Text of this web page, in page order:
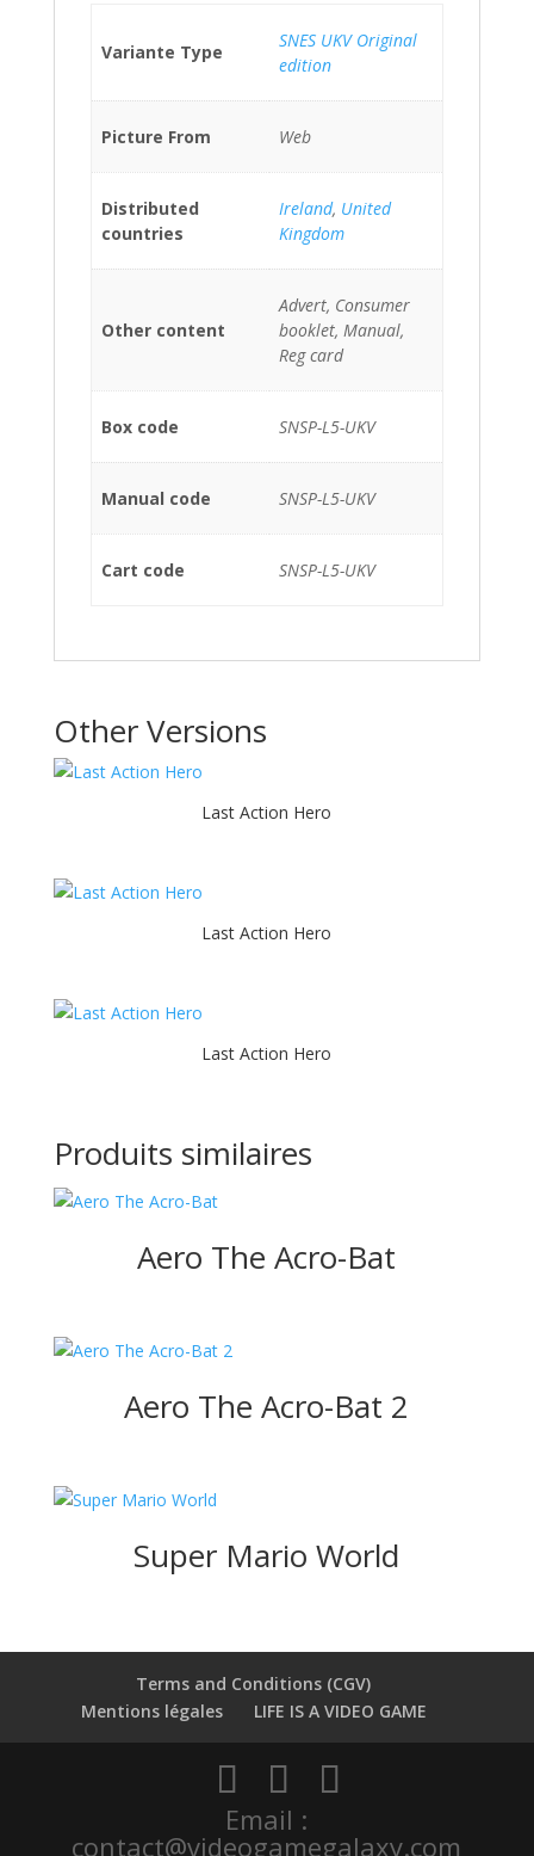
Variante Type
SNES UKV Original
edition
Picture From Web
Distributed
countries
Ireland, United
Kingdom
Other content
Advert, Consumer
booklet, Manual,
Reg card
Box code SNSP-L5-UKV
Manual code SNSP-L5-UKV
Cart code SNSP-L5-UKV
Other Versions
Last Action Hero
Last Action Hero
Last Action Hero
Produits similaires
Aero The Acro-Bat
Aero The Acro-Bat 2
Super Mario World
Terms and Conditions (CGV)
Mentions légales
LIFE IS A VIDEO GAME
Email :
contact@videogamegalaxy.com